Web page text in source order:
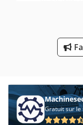
Machines De
Machines De
Électro Érosion À
Gratuit sur le